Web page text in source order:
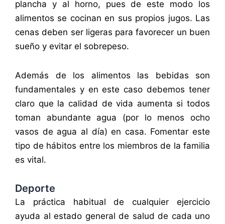
plancha y al horno, pues de este modo los
alimentos se cocinan en sus propios jugos. Las
cenas deben ser ligeras para favorecer un buen
sueño y evitar el sobrepeso.
Además de los alimentos las bebidas son
fundamentales y en este caso debemos tener
claro que la calidad de vida aumenta si todos
toman abundante agua (por lo menos ocho
vasos de agua al día) en casa. Fomentar este
tipo de hábitos entre los miembros de la familia
es vital.
Deporte
La práctica habitual de cualquier ejercicio
ayuda al estado general de salud de cada uno